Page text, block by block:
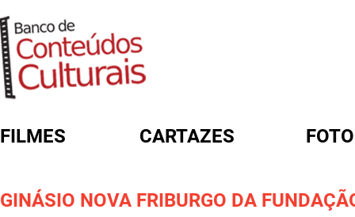
FILMES CARTAZES
GINÁSIO NOVA FRIBURGO DA